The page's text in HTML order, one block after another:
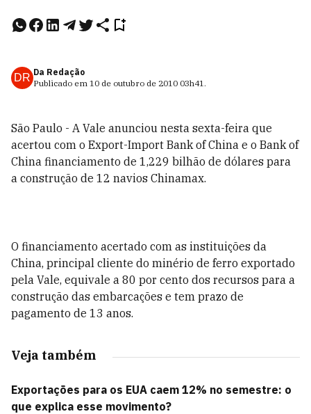
DR Da Redação
Publicado em 10 de outubro de 2010 03h41.
São Paulo - A Vale anunciou nesta sexta-feira que
acertou com o Export-Import Bank of China e o Bank of
China financiamento de 1,229 bilhão de dólares para
a construção de 12 navios Chinamax.
O financiamento acertado com as instituições da
China, principal cliente do minério de ferro exportado
pela Vale, equivale a 80 por cento dos recursos para a
construção das embarcações e tem prazo de
pagamento de 13 anos.
Veja também
Exportações para os EUA caem 12% no semestre: o
que explica esse movimento?